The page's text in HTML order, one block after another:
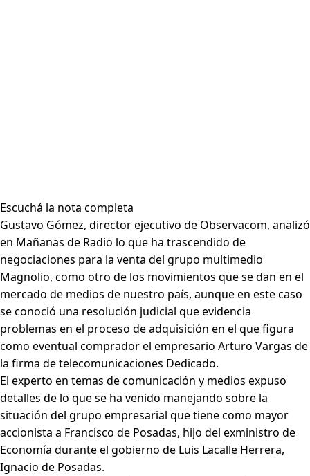
Escuchá la nota completa
Gustavo Gómez, director ejecutivo de Observacom, analizó
en Mañanas de Radio lo que ha trascendido de
negociaciones para la venta del grupo multimedio
Magnolio, como otro de los movimientos que se dan en el
mercado de medios de nuestro país, aunque en este caso
se conoció una resolución judicial que evidencia
problemas en el proceso de adquisición en el que figura
como eventual comprador el empresario Arturo Vargas de
la firma de telecomunicaciones Dedicado.
El experto en temas de comunicación y medios expuso
detalles de lo que se ha venido manejando sobre la
situación del grupo empresarial que tiene como mayor
accionista a Francisco de Posadas, hijo del exministro de
Economía durante el gobierno de Luis Lacalle Herrera,
Ignacio de Posadas.